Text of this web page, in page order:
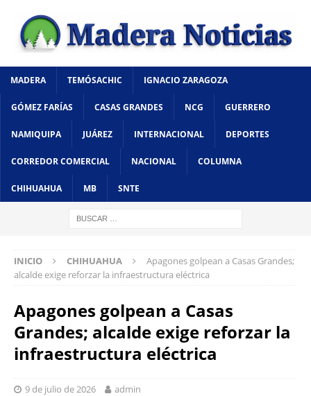
MADERA TEMÓSACHIC IGNACIO ZARAGOZA
GÓMEZ FARÍAS CASAS GRANDES NCG GUERRERO
NAMIQUIPA JUÁREZ INTERNACIONAL DEPORTES
CORREDOR COMERCIAL NACIONAL COLUMNA
CHIHUAHUA MB SNTE
INICIO CHIHUAHUA
Apagones golpean a Casas Grandes;
alcalde exige reforzar la infraestructura eléctrica
Apagones golpean a Casas
Grandes; alcalde exige reforzar la
infraestructura eléctrica
9 de julio de 2026 admin